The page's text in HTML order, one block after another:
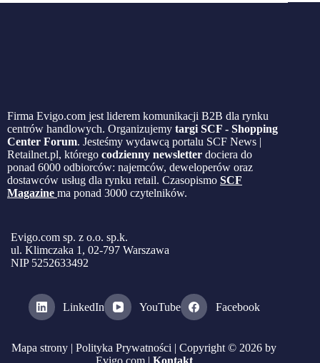
Firma Evigo.com jest liderem komunikacji B2B dla rynku
centrów handlowych. Organizujemy targi SCF - Shopping
Center Forum. Jesteśmy wydawcą portalu SCF News |
Retailnet.pl, którego codzienny newsletter dociera do
ponad 6000 odbiorców: najemców, deweloperów oraz
dostawców usług dla rynku retail. Czasopismo SCF
Magazine ma ponad 3000 czytelników.
Evigo.com sp. z o.o. sp.k.
ul. Klimczaka 1, 02-797 Warszawa
NIP 5252633492
LinkedIn YouTube Facebook
Mapa strony |Polityka Prywatności | Copyright © 2026 by